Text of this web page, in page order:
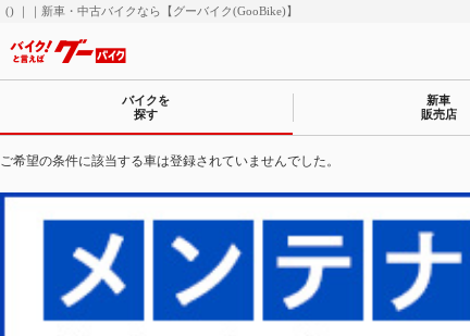
() ｜｜新車・中古バイクなら【グーバイク(GooBike)】
バイクを
探す
新車
販売店
ご希望の条件に該当する車は登録されていませんでした。